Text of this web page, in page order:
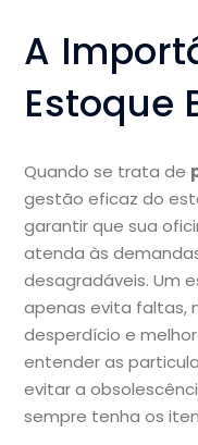
A
Estoque
Quando se trata de
gestão eficaz do
garantir que sua
atenda às
desagradáveis. Um
apenas evita faltas,
desperdício e
entender as
evitar a
sempre tenha os